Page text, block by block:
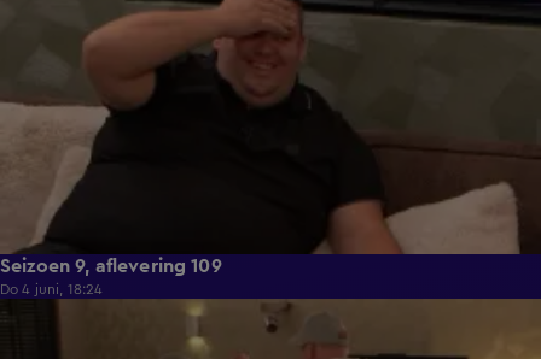
Seizoen 9, aflevering 109
Do 4 juni, 18:24